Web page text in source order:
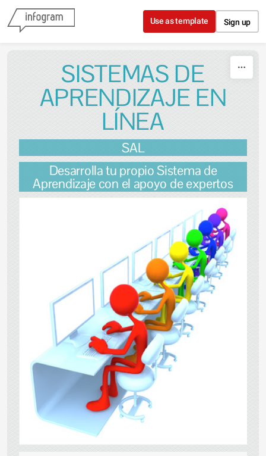
Skip to content
Use as template Sign up
SISTEMAS DE
APRENDIZAJE EN
LÍNEA
SAL
Desarrolla tu propio Sistema de
Aprendizaje con el apoyo de expertos